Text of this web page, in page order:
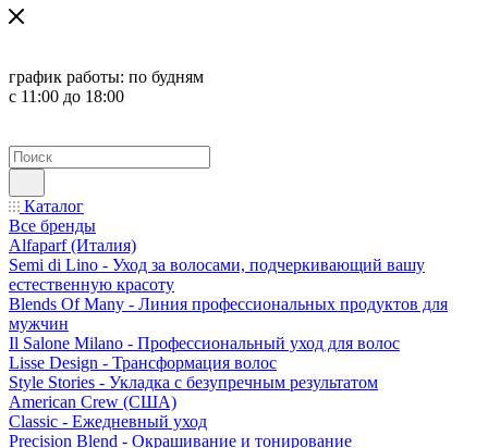
график работы: по будням
с 11:00 до 18:00
Каталог
Все бренды
Alfaparf (Италия)
Semi di Lino - Уход за волосами, подчеркивающий вашу
естественную красоту
Blends Of Many - Линия профессиональных продуктов для
мужчин
Il Salone Milano - Профессиональный уход для волос
Lisse Design - Трансформация волос
Style Stories - Укладка с безупречным результатом
American Crew (США)
Classic - Ежедневный уход
Precision Blend - Окрашивание и тонирование